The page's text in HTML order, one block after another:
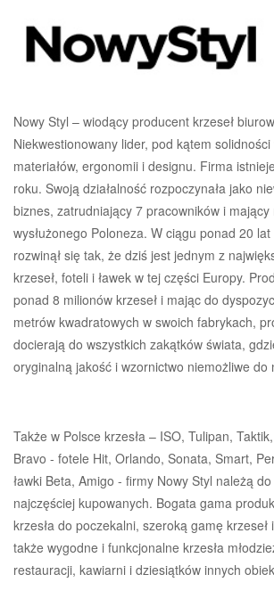
Nowy Styl – wiodący producent krzeseł
Niekwestionowany lider, pod kątem
materiałów, ergonomii i designu. Firma
roku. Swoją działalność rozpoczynała jako
biznes, zatrudniający 7 pracowników i mający
wysłużonego Poloneza. W ciągu ponad 20
rozwinął się tak, że dziś jest jednym z
krzeseł, foteli i ławek w tej części Europy.
ponad 8 milionów krzeseł i mając do
metrów kwadratowych w swoich fabrykach,
docierają do wszystkich zakątków świata,
oryginalną jakość i wzornictwo niemożliwe do
Także w Polsce krzesła – ISO, Tulipan,
Bravo - fotele Hit, Orlando, Sonata, Smart,
ławki Beta, Amigo - firmy Nowy Styl należą
najczęściej kupowanych. Bogata gama
krzesła do poczekalni, szeroką gamę
także wygodne i funkcjonalne krzesła
restauracji, kawiarni i dziesiątków innych